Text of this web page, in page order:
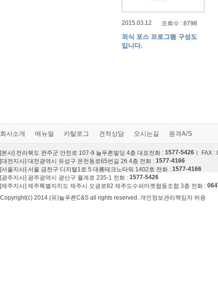
2015.03.12 조회수 : 8798
외식 포스 프로그램 구성도
입니다.
회사소개 메뉴얼 카탈로그 견적상담 오시는길 원격A/S
[본사] 전라북도 완주군 안전로 107-9 늘푸른빌딩 4층 대표전화 : 1577-5426 ㅣ FAX
[대전지사] 대전광역시 유성구 온천동로65번길 26 4층 전화 : 1577-4166
[서울지사] 서울 금천구 디지털1로 5 대룡테크노타워 1402호 전화 : 1577-4166
[광주지사] 광주광역시 광산구 월계로 235-1 전화 : 1577-5426
[제주지사] 제주특별자치도 제주시 오광로82 제주도수퍼마켓협동조합 3층 전화 :
Copyright(c) 2014 (유)늘푸른C&S all rights reserved. 개인정보관리책임자 허용